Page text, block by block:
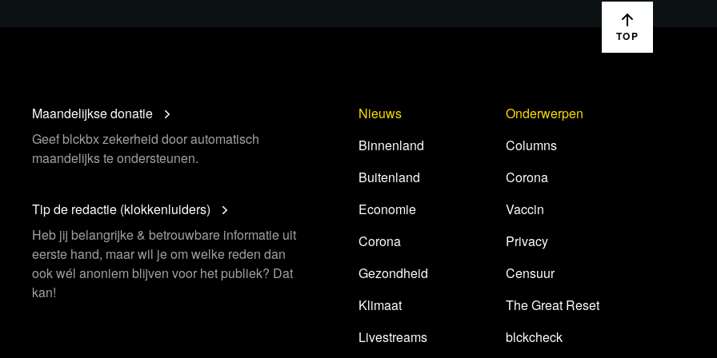
Bill to Eliminate Income Tax
Moderna and Pfizer mRNA
Argentinië
Argentina’s frontrunner Javier
TOP
Maandelijkse donatie
Geef blckbx zekerheid door automatisch
maandelijks te ondersteunen.
Tip de redactie (klokkenluiders)
Heb jij belangrijke & betrouwbare informatie uit
eerste hand, maar wil je om welke reden dan
ook wél anoniem blijven voor het publiek? Dat
kan!
Nieuws
Binnenland
Buitenland
Economie
Corona
Gezondheid
Klimaat
Livestreams
Onderwerpen
Columns
Corona
Vaccin
Privacy
Censuur
The Great Reset
blckcheck